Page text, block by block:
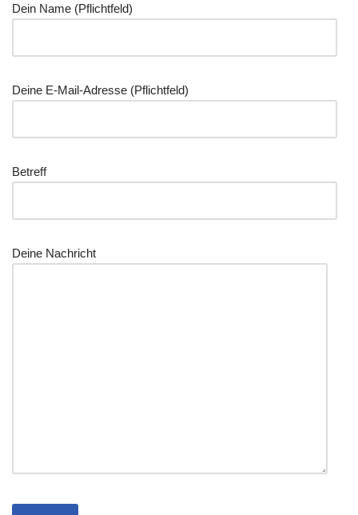
Dein Name (Pflicht­feld)
Dei­ne E‑Mail-Adres­se (Pflicht­feld)
Betreff
Dei­ne Nachricht